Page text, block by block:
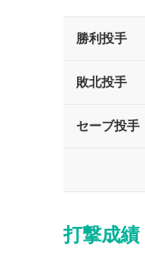
勝利投手
敗北投手
セーブ投手
打撃成績